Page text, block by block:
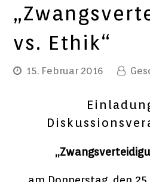
vs. Ethik“
15. Februar 2016